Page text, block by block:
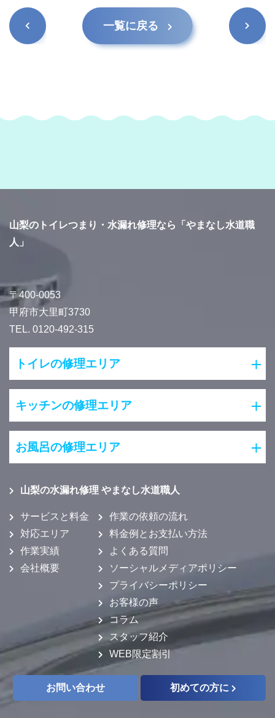
前の記
事
一覧に戻る
次の記
事
山梨のトイレつまり・水漏れ修理なら「やまなし水道職
人」
〒400-0053
甲府市大里町3730
TEL. 0120-492-315
トイレの修理エリア
キッチンの修理エリア
お風呂の修理エリア
山梨の水漏れ修理 やまなし水道職人
サービスと料金
対応エリア
作業実績
会社概要
作業の依頼の流れ
料金例とお支払い方法
よくある質問
ソーシャルメディアポリシー
プライバシーポリシー
お客様の声
コラム
スタッフ紹介
WEB限定割引
お問い合わせ 初めての方に